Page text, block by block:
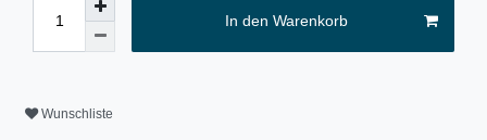
In den Warenkorb
Wunschliste